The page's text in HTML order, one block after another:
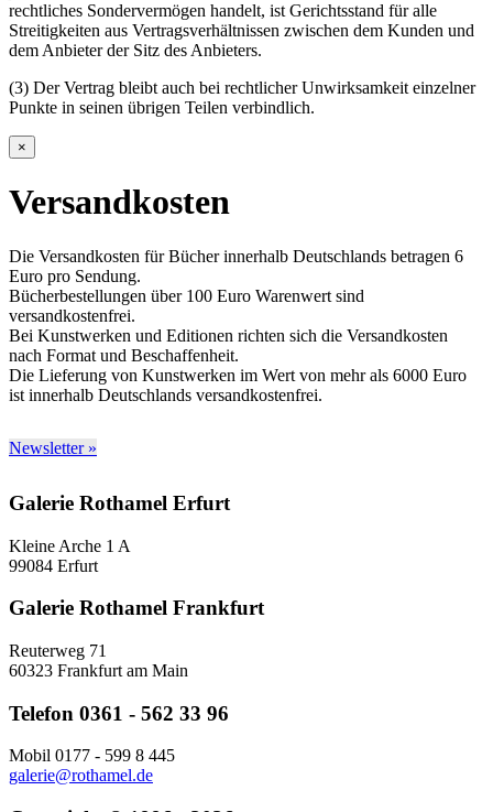
rechtliches Sondervermögen handelt, ist Gerichtsstand für alle
Streitigkeiten aus Vertragsverhältnissen zwischen dem Kunden und
dem Anbieter der Sitz des Anbieters.
(3) Der Vertrag bleibt auch bei rechtlicher Unwirksamkeit einzelner
Punkte in seinen übrigen Teilen verbindlich.
×
Versandkosten
Die Versandkosten für Bücher innerhalb Deutschlands betragen 6
Euro pro Sendung.
Bücherbestellungen über 100 Euro Warenwert sind
versandkostenfrei.
Bei Kunstwerken und Editionen richten sich die Versandkosten
nach Format und Beschaffenheit.
Die Lieferung von Kunstwerken im Wert von mehr als 6000 Euro
ist innerhalb Deutschlands versandkostenfrei.
Newsletter »
Galerie Rothamel Erfurt
Kleine Arche 1 A
99084 Erfurt
Galerie Rothamel Frankfurt
Reuterweg 71
60323 Frankfurt am Main
Telefon 0361 - 562 33 96
Mobil 0177 - 599 8 445
galerie@rothamel.de